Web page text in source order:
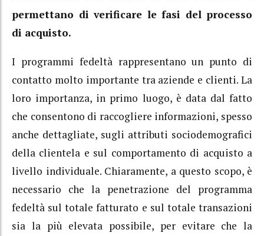
permettano di verificare le fasi del processo
di acquisto.
I programmi fedeltà rappresentano un punto di
contatto molto importante tra aziende e clienti. La
loro importanza, in primo luogo, è data dal fatto
che consentono di raccogliere informazioni, spesso
anche dettagliate, sugli attributi sociodemografici
della clientela e sul comportamento di acquisto a
livello individuale. Chiaramente, a questo scopo, è
necessario che la penetrazione del programma
fedeltà sul totale fatturato e sul totale transazioni
sia la più elevata possibile, per evitare che la